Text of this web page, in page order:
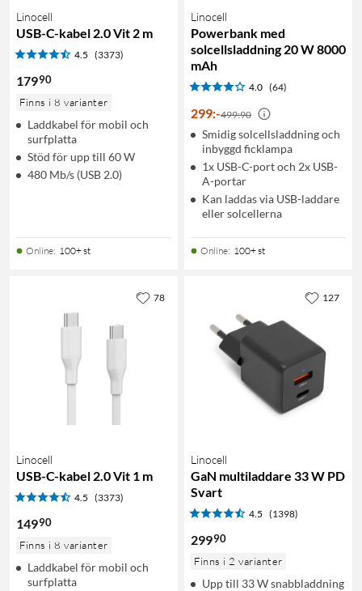
Linocell
USB-C-kabel 2.0 Vit 2 m
4.5 (3373)
17990
Finns i 8 varianter
Laddkabel för mobil och
surfplatta
Stöd för upp till 60 W
480 Mb/s (USB 2.0)
Online: 100+ st
Linocell
Powerbank med
solcellsladdning 20 W 8000
mAh
4.0 (64)
299:-499:90
Smidig solcellsladdning och
inbyggd ficklampa
1x USB-C-port och 2x USB-
A-portar
Kan laddas via USB-laddare
eller solcellerna
Online: 100+ st
Linocell
USB-C-kabel 2.0 Vit 1 m
4.5 (3373)
14990
Finns i 8 varianter
Laddkabel för mobil och
surfplatta
78
Linocell
GaN multiladdare 33 W PD
Svart
4.5 (1398)
29990
Finns i 2 varianter
Upp till 33 W snabbladdning
127